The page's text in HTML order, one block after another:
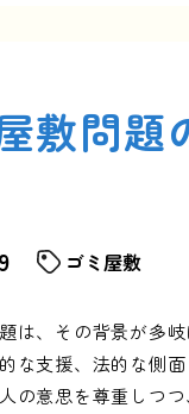
敷問題
ゴミ屋敷
は、その背景が多
な支援、法的な側
の意思を尊重しつ